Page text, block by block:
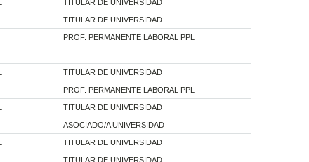
TITULAR DE UNIVERSIDAD
TITULAR DE UNIVERSIDAD
PROF. PERMANENTE LABORAL PPL
TITULAR DE UNIVERSIDAD
PROF. PERMANENTE LABORAL PPL
TITULAR DE UNIVERSIDAD
ASOCIADO/A UNIVERSIDAD
TITULAR DE UNIVERSIDAD
TITULAR DE UNIVERSIDAD